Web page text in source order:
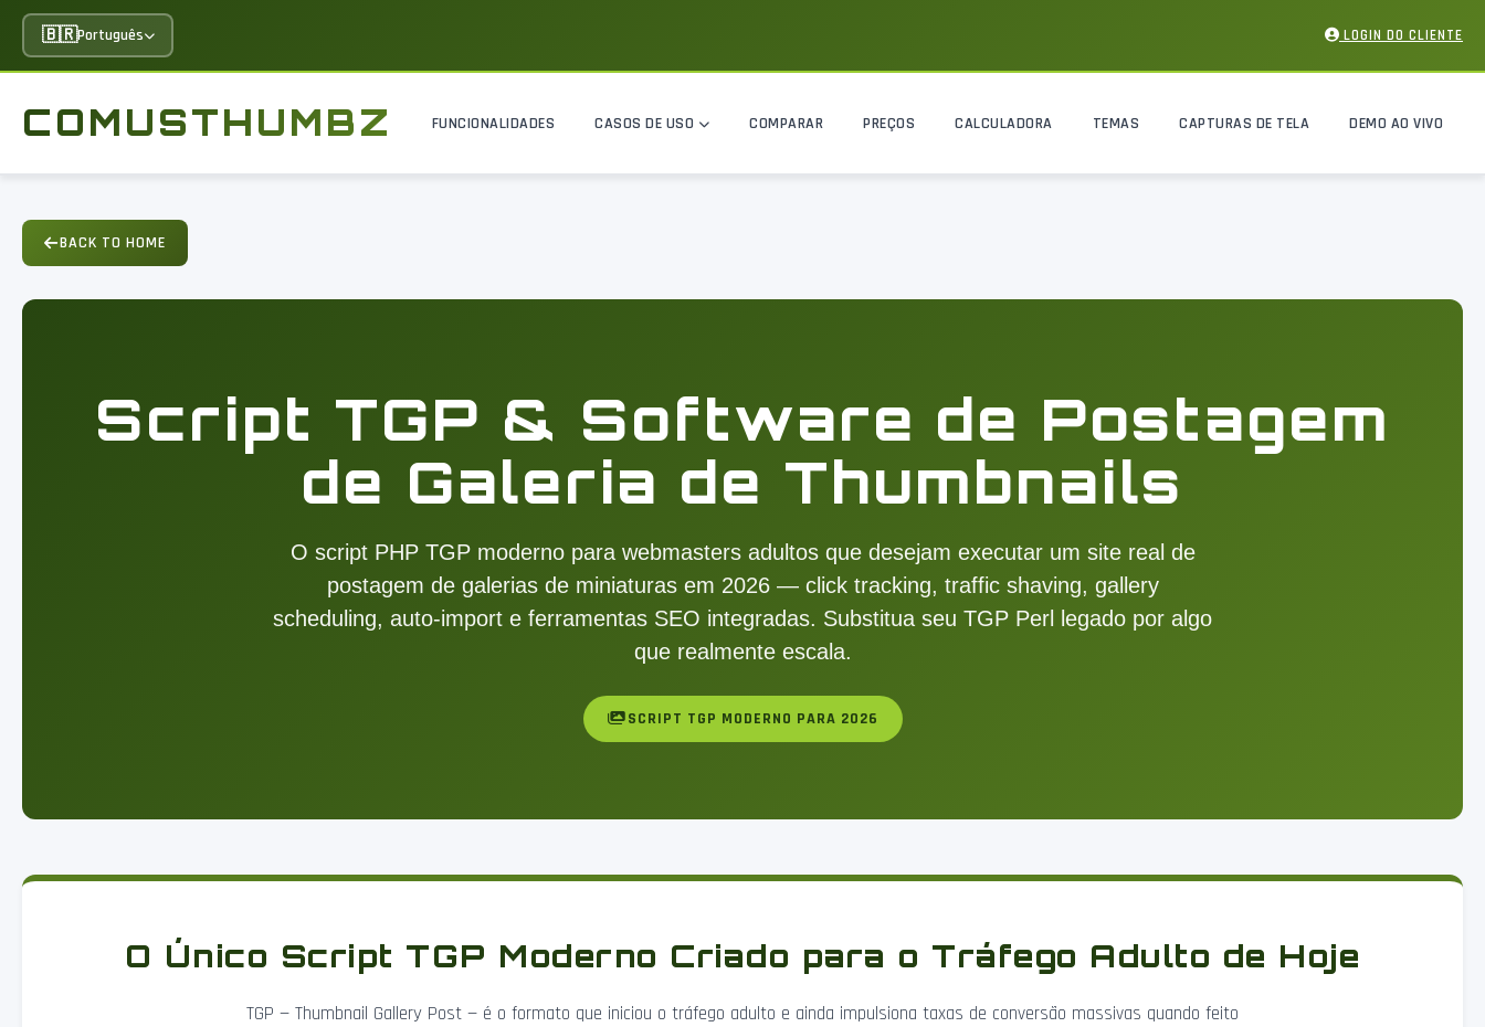
🇧🇷Português LOGIN DO CLIENTE
COMUSTHUMBZ FUNCIONALIDADES CASOS DE USO COMPARAR PREÇOS CALCULADORA TEMAS CAPTURAS DE TELA DEMO AO VIVO
BACK TO HOME
Script TGP & Software de Postagem
de Galeria de Thumbnails
O script PHP TGP moderno para webmasters adultos que desejam executar um site real de
postagem de galerias de miniaturas em 2026 — click tracking, traffic shaving, gallery
scheduling, auto-import e ferramentas SEO integradas. Substitua seu TGP Perl legado por algo
que realmente escala.
SCRIPT TGP MODERNO PARA 2026
O Único Script TGP Moderno Criado para o Tráfego Adulto de Hoje
TGP — Thumbnail Gallery Post — é o formato que iniciou o tráfego adulto e ainda impulsiona taxas de conversão massivas quando feito